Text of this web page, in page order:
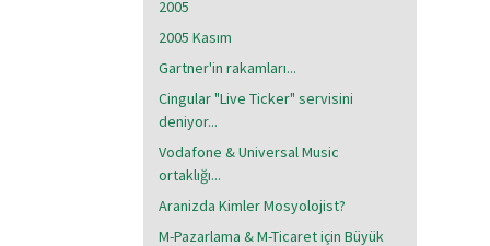
2005
2005 Kasım
Gartner'in rakamları...
Cingular "Live Ticker" servisini
deniyor...
Vodafone & Universal Music
ortaklığı...
Aranizda Kimler Mosyolojist?
M-Pazarlama & M-Ticaret için Büyük